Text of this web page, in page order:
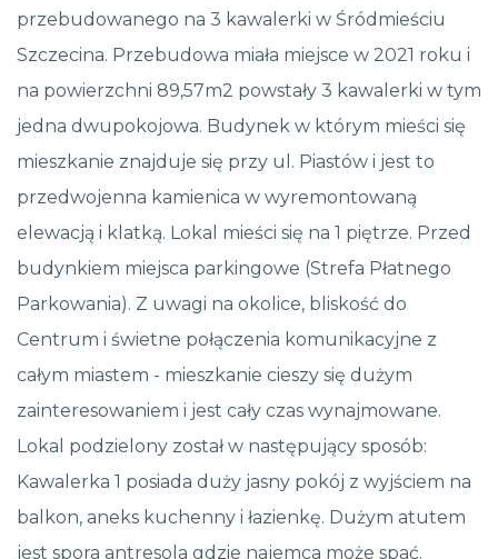
przebudowanego na 3 kawalerki w Śródmieściu
Szczecina. Przebudowa miała miejsce w 2021 roku i
na powierzchni 89,57m2 powstały 3 kawalerki w tym
jedna dwupokojowa. Budynek w którym mieści się
mieszkanie znajduje się przy ul. Piastów i jest to
przedwojenna kamienica w wyremontowaną
elewacją i klatką. Lokal mieści się na 1 piętrze. Przed
budynkiem miejsca parkingowe (Strefa Płatnego
Parkowania). Z uwagi na okolice, bliskość do
Centrum i świetne połączenia komunikacyjne z
całym miastem - mieszkanie cieszy się dużym
zainteresowaniem i jest cały czas wynajmowane.
Lokal podzielony został w następujący sposób:
Kawalerka 1 posiada duży jasny pokój z wyjściem na
balkon, aneks kuchenny i łazienkę. Dużym atutem
jest spora antresola gdzie najemca może spać.